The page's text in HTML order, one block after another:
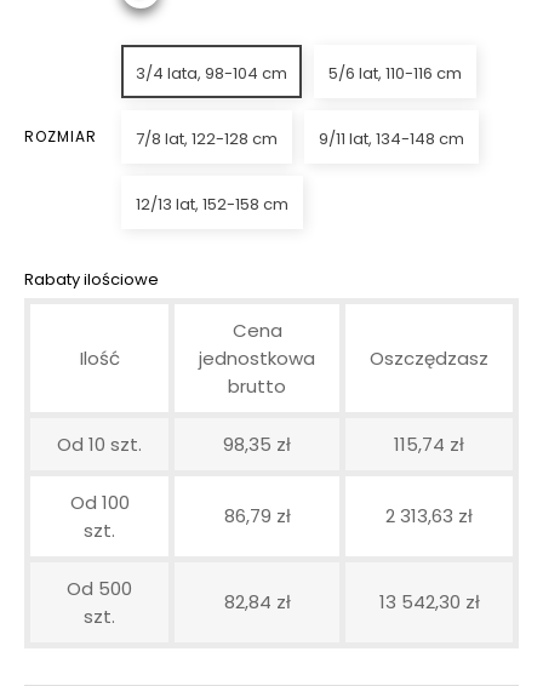
ROZMIAR
3/4 lata, 98-104 cm 5/6 lat, 110-116 cm
7/8 lat, 122-128 cm 9/11 lat, 134-148 cm
12/13 lat, 152-158 cm
Rabaty ilościowe
Ilość
Cena
jednostkowa
brutto
Oszczędzasz
Od 10 szt. 98,35 zł 115,74 zł
Od 100
szt.
86,79 zł 2 313,63 zł
Od 500
szt.
82,84 zł 13 542,30 zł